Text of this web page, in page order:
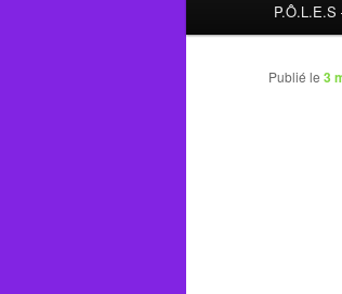
Publié le 3